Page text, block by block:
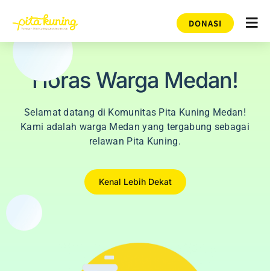
DONASI
Horas Warga Medan!
Selamat datang di Komunitas Pita Kuning Medan!
Kami adalah warga Medan yang tergabung sebagai
relawan Pita Kuning.
Kenal Lebih Dekat